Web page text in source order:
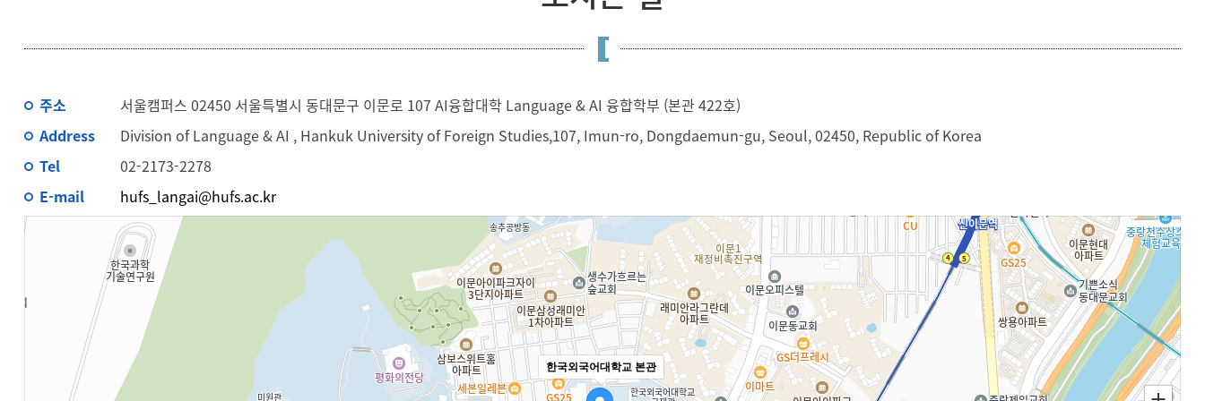
메뉴추가
주소
서울캠퍼스 02450 서울특별시 동대문구 이문로 107 AI융합대학 Language & AI 융합학부 (본관 422호)
Address
Division of Language & AI , Hankuk University of Foreign Studies,107, Imun-ro, Dongdaemun-gu, Seoul, 02450, Republic of Korea
Tel
02-2173-2278
E-mail
hufs_langai@hufs.ac.kr
한국외국어대학교 본관